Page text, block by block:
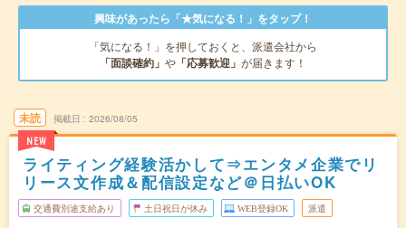
興味があったら「★気になる！」をタップ！
「気になる！」を押しておくと、派遣会社から
「面談確約」 や 「応募歓迎」 が届きます！
未読
NEW
掲載日 2026/08/05
ライティング経験活かして⇒エンタメ企業でリ
リース文作成＆配信設定など＠日払いOK
交通費別途支給あり 土日祝日が休み WEB登録OK 派遣